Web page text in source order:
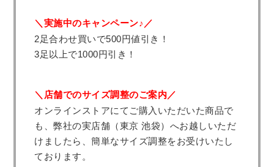
＼実施中のキャンペーン♪／
2足合わせ買いで500円値引き！
3足以上で1000円引き！
＼店舗でのサイズ調整のご案内／
オンラインストアにてご購入いただいた商品で
も、弊社の実店舗（東京 池袋）へお越しいただ
けましたら、簡単なサイズ調整をお受けいたし
ております。